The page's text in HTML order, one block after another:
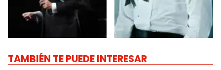
TAMBIÉN TE PUEDE INTERESAR